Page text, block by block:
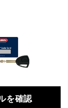
を確認